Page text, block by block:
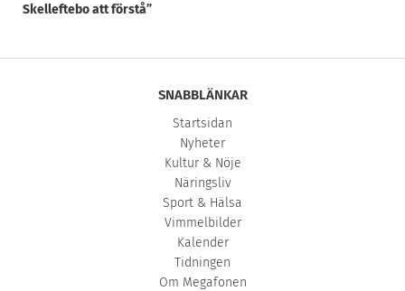
Skelleftebo att förstå”
SNABBLÄNKAR
Startsidan
Nyheter
Kultur & Nöje
Näringsliv
Sport & Hälsa
Vimmelbilder
Kalender
Tidningen
Om Megafonen